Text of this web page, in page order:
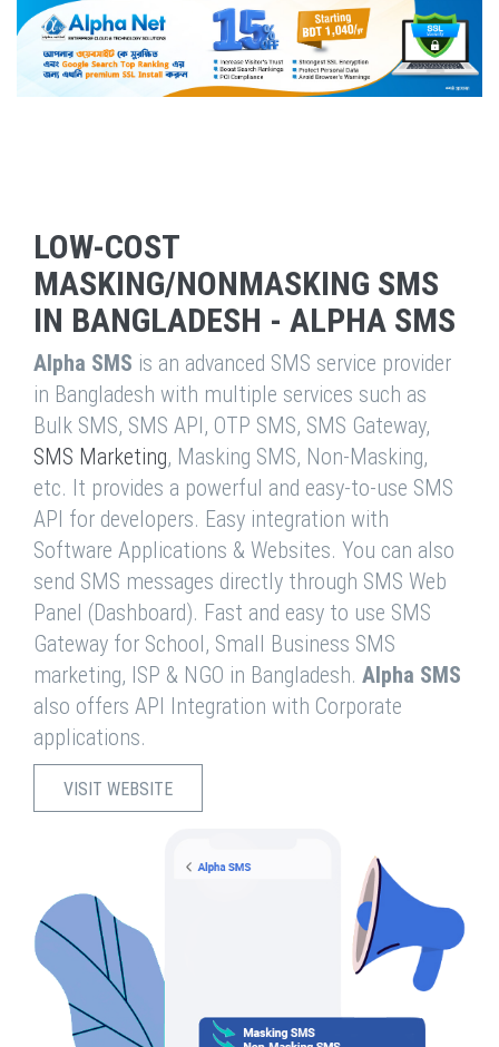
LOW-COST
MASKING/NONMASKING SMS
IN BANGLADESH - ALPHA SMS
Alpha SMS is an advanced SMS service provider
in Bangladesh with multiple services such as
Bulk SMS, SMS API, OTP SMS, SMS Gateway,
SMS Marketing, Masking SMS, Non-Masking,
etc. It provides a powerful and easy-to-use SMS
API for developers. Easy integration with
Software Applications & Websites. You can also
send SMS messages directly through SMS Web
Panel (Dashboard). Fast and easy to use SMS
Gateway for School, Small Business SMS
marketing, ISP & NGO in Bangladesh. Alpha SMS
also offers API Integration with Corporate
applications.
VISIT WEBSITE